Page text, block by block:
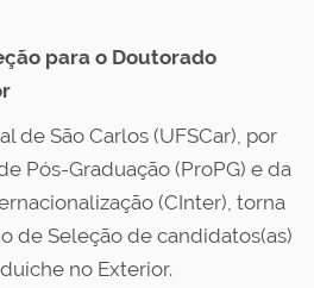
para o Doutorado
de São Carlos (UFSCar), por
Pós-Graduação (ProPG) e da
(CInter), torna
de Seleção de candidatos(as)
no Exterior.